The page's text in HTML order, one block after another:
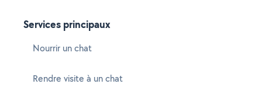
Services principaux
Nourrir un chat
Rendre visite à un chat